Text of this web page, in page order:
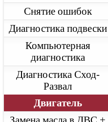
Снятие ошибок
Диагностика подвески
Компьютерная
диагностика
Диагностика Сход-
Развал
Двигатель
Замена масла в ДВС +
Range Rover Vogue
Техническое
Замена масла
Замена
Диагностика
Ремонт
Ремонт АКПП
Ремонт
Range Rover Sport
Техническое
Замена масла в
Замена масла в